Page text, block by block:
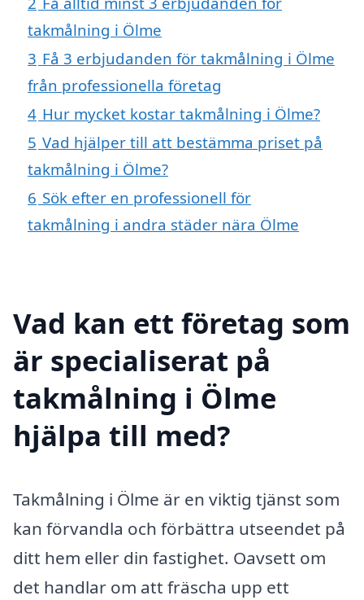
takmålning i Ölme
3 Få 3 erbjudanden för takmålning i Ölme
från professionella företag
4 Hur mycket kostar takmålning i Ölme?
5 Vad hjälper till att bestämma priset på
takmålning i Ölme?
6 Sök efter en professionell för
takmålning i andra städer nära Ölme
Vad kan ett företag som
är specialiserat på
takmålning i Ölme
hjälpa till med?
Takmålning i Ölme är en viktig tjänst som
kan förvandla och förbättra utseendet på
ditt hem eller din fastighet. Oavsett om
det handlar om att fräscha upp ett